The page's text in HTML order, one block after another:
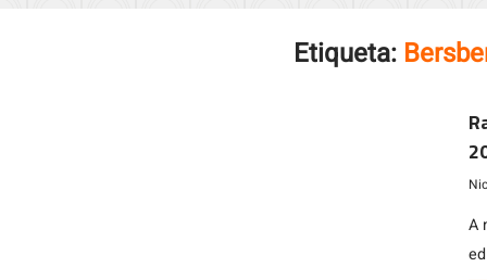
Etiqueta:
A